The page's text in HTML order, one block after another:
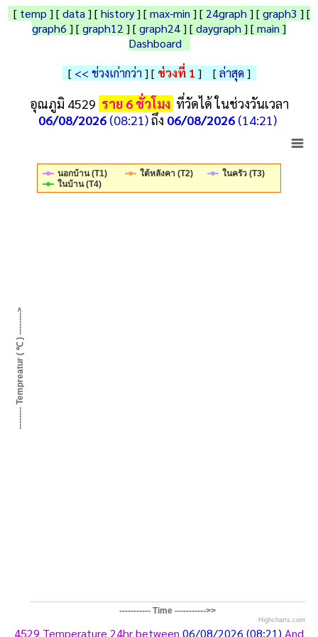
[ temp ] [data ] [history] [max-min ] [24graph ][graph3 ][
graph6 ] [graph12 ] [graph24][daygraph ] [main ]
Dashboard
[ << ช่วงเก่ากว่า ][ ช่วงที่ 1 ] [ล่าสุด ]
อุณภูมิ 4529 ราย 6 ชั่วโมง ที่วัดได้ ในช่วงวันเวลา
06/08/2026 (08:21)ถึง 06/08/2026 (14:21)
----------- Time ----------->>
-------- Tempreatur ( ℃ ) -------->
นอกบ้าน (T1) ใต้หลังคา (T2)
ในครัว (T3)
ในบ้าน (T4)
Highcharts.com
4529 Temperature 24hr between 06/08/2026 (08:21) And